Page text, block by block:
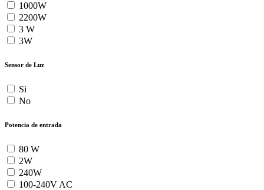
1000W
2200W
3 W
3W
Sensor de Luz
Si
No
Potencia de entrada
80 W
2W
240W
100-240V AC